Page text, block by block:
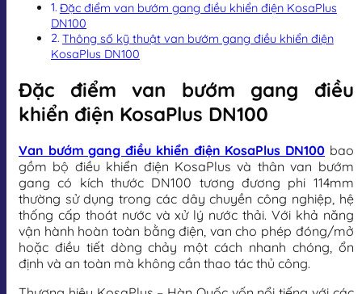
Đặc điểm van bướm gang điều khiển điện KosaPlus
DN100
Thông số kỹ thuật van bướm gang điều khiển điện
KosaPlus DN100
Đặc điểm van bướm gang điều
khiển điện KosaPlus DN100
Van bướm gang điều khiển điện KosaPlus DN100 bao
gồm bộ điều khiển điện KosaPlus và thân van bướm
gang có kích thước DN100 tương đương phi 114mm
thường sử dụng trong các dây chuyền công nghiệp, hệ
thống cấp thoát nước và xử lý nước thải. Với khả năng
vận hành hoàn toàn bằng điện, van cho phép đóng/mở
hoặc điều tiết dòng chảy một cách nhanh chóng, ổn
định và an toàn mà không cần thao tác thủ công.